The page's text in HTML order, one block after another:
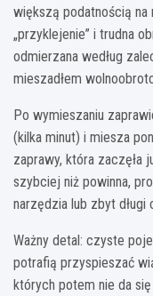
większą podatnością na
„przyklejenie” i trudna
odmierzana według
mieszadłem
Po wymieszaniu
(kilka minut) i miesza
zaprawy, która zaczęła
szybciej niż powinna,
narzędzia lub zbyt długi
Ważny detal: czyste
potrafią przyspieszać
których potem nie da się